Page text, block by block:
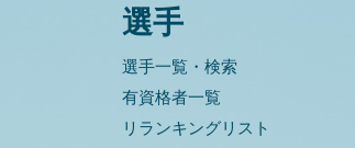
選手
選手一覧・検索
有資格者一覧
リランキングリスト